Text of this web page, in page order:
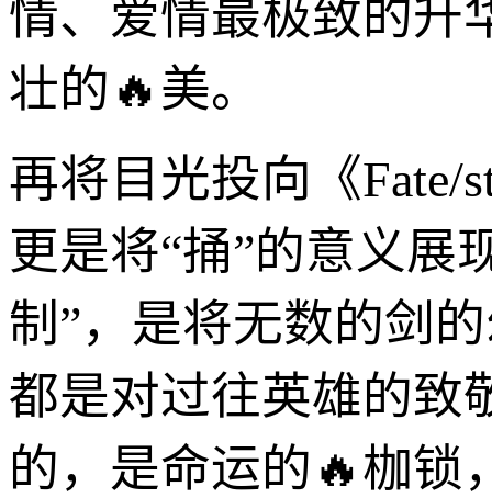
情、爱情最极致的升
壮的🔥美。
再将目光投向《Fate/
更是将“捅”的意义展
制”，是将无数的剑
都是对过往英雄的致
的，是命运的🔥枷锁